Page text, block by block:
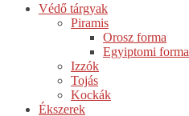
Védő tárgyak
Piramis
Orosz forma
Egyiptomi forma
Izzók
Tojás
Kockák
Ékszerek